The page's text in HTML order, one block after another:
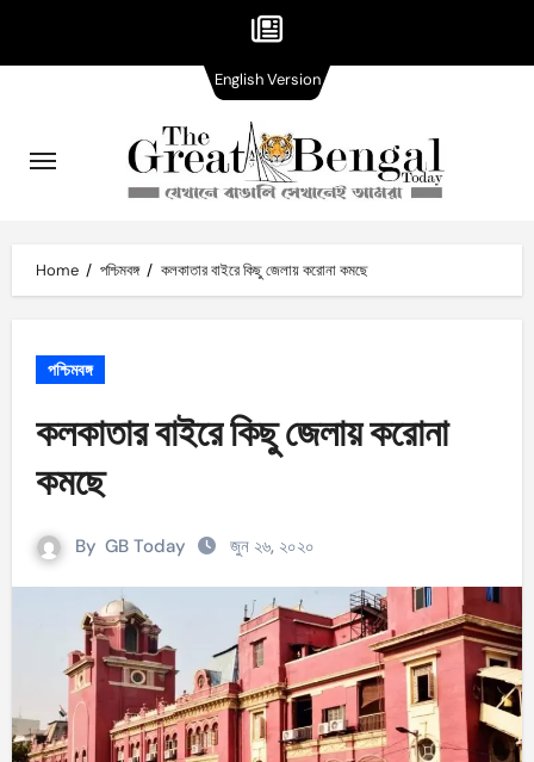
content
Home পশ্চিমবঙ্গ কলকাতার বাইরে কিছু জেলায় করোনা কমছে
পশ্চিমবঙ্গ
কলকাতার বাইরে কিছু জেলায় করোনা
কমছে
By GB Today জুন ২৬, ২০২০
English VersionVersion